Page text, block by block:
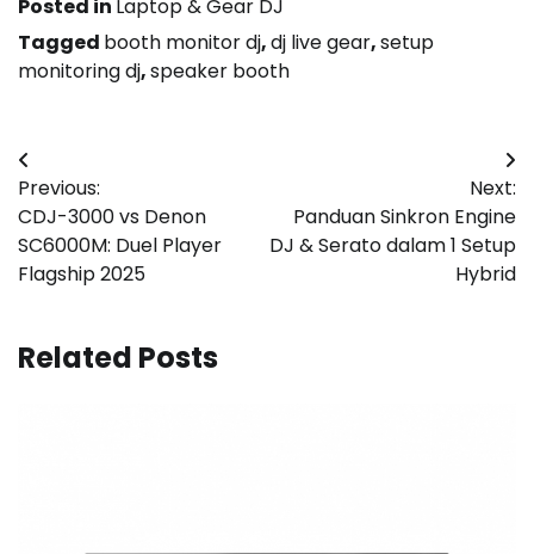
Posted in Laptop & Gear DJ
Tagged booth monitor dj,dj live gear,setup
monitoring dj,speaker booth
Post
navigation
Previous:
CDJ-3000 vs Denon
SC6000M: Duel Player
Flagship 2025
Next:
Panduan Sinkron Engine
DJ & Serato dalam 1 Setup
Hybrid
Related Posts